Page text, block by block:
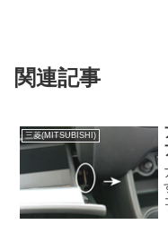
関連記事
三菱(MITSUBISHI)